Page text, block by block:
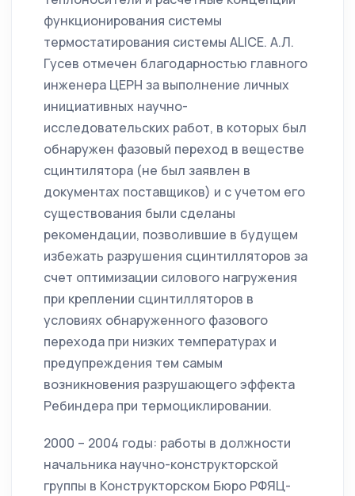
функционирования системы
термостатирования системы ALICE. А.Л.
Гусев отмечен благодарностью главного
инженера ЦЕРН за выполнение личных
инициативных научно-
исследовательских работ, в которых был
обнаружен фазовый переход в веществе
сцинтилятора (не был заявлен в
документах поставщиков) и с учетом его
существования были сделаны
рекомендации, позволившие в будущем
избежать разрушения сцинтилляторов за
счет оптимизации силового нагружения
при креплении сцинтилляторов в
условиях обнаруженного фазового
перехода при низких температурах и
предупреждения тем самым
возникновения разрушающего эффекта
Ребиндера при термоциклировании.
2000 – 2004 годы: работы в должности
начальника научно-конструкторской
группы в Конструкторском Бюро РФЯЦ-